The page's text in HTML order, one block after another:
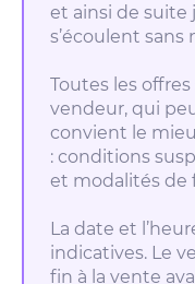
et ainsi de suite
s’écoulent sans
Toutes les
vendeur, qui
convient le
: conditions
et modalités de
La date et
indicatives. Le
fin à la vente